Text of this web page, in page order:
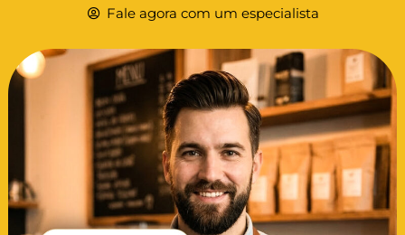
Fale agora com um especialista